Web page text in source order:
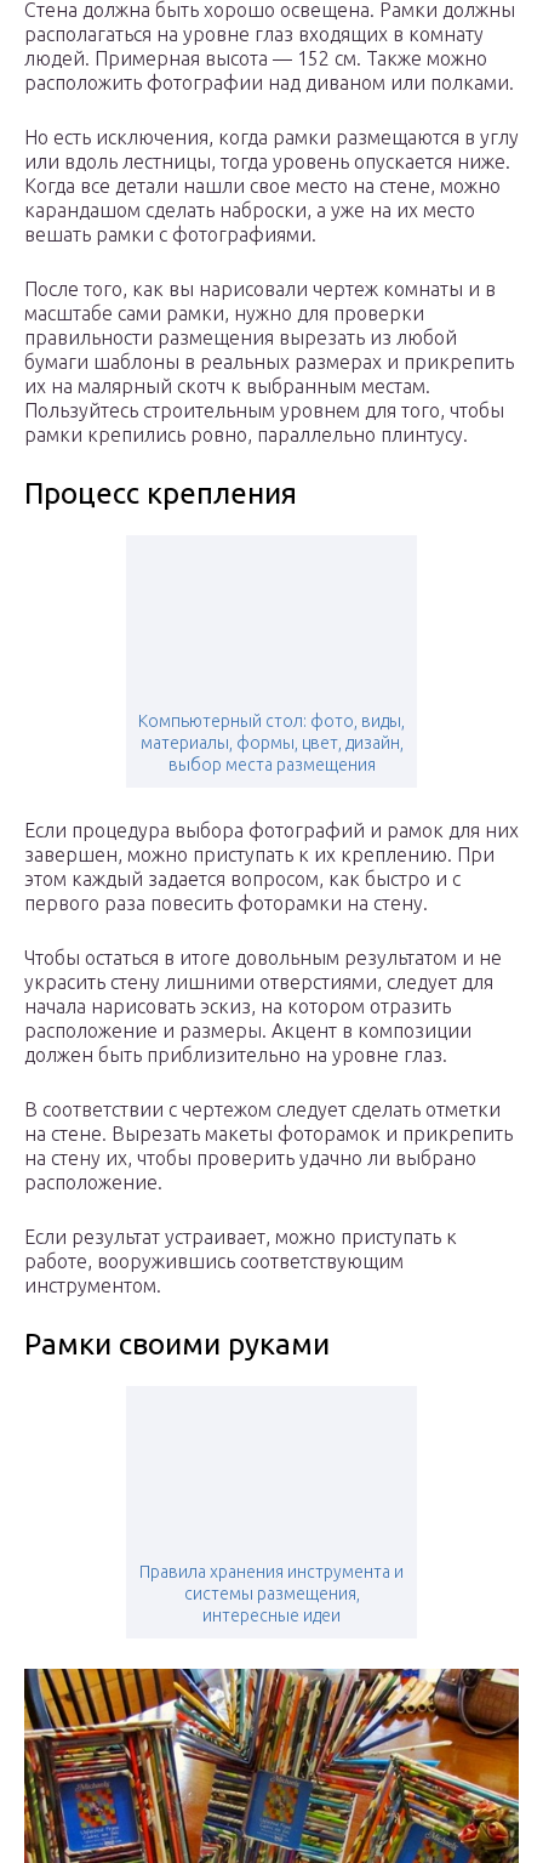
Стена должна быть хорошо освещена. Рамки должны
располагаться на уровне глаз входящих в комнату
людей. Примерная высота — 152 см. Также можно
расположить фотографии над диваном или полками.
Но есть исключения, когда рамки размещаются в углу
или вдоль лестницы, тогда уровень опускается ниже.
Когда все детали нашли свое место на стене, можно
карандашом сделать наброски, а уже на их место
вешать рамки с фотографиями.
После того, как вы нарисовали чертеж комнаты и в
масштабе сами рамки, нужно для проверки
правильности размещения вырезать из любой
бумаги шаблоны в реальных размерах и прикрепить
их на малярный скотч к выбранным местам.
Пользуйтесь строительным уровнем для того, чтобы
рамки крепились ровно, параллельно плинтусу.
Процесс крепления
Компьютерный стол: фото, виды,
материалы, формы, цвет, дизайн,
выбор места размещения
Если процедура выбора фотографий и рамок для них
завершен, можно приступать к их креплению. При
этом каждый задается вопросом, как быстро и с
первого раза повесить фоторамки на стену.
Чтобы остаться в итоге довольным результатом и не
украсить стену лишними отверстиями, следует для
начала нарисовать эскиз, на котором отразить
расположение и размеры. Акцент в композиции
должен быть приблизительно на уровне глаз.
В соответствии с чертежом следует сделать отметки
на стене. Вырезать макеты фоторамок и прикрепить
на стену их, чтобы проверить удачно ли выбрано
расположение.
Если результат устраивает, можно приступать к
работе, вооружившись соответствующим
инструментом.
Рамки своими руками
Правила хранения инструмента и
системы размещения,
интересные идеи